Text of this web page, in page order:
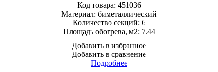
Код товара: 451036
Материал: биметаллический
Количество секций: 6
Площадь обогрева, м2: 7.44
Добавить в избранное
Добавить в сравнение
Подробнее